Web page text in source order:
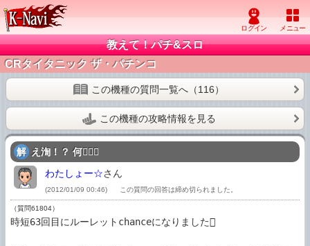
教えて！パチ&スロ
CRタイタニック ザ・パチンコ
この機種の質問一覧へ（116）
この機種の攻略情報を見る
解 え渹！？ 何！？
わたしょー☆さん
(2012/01/09 00:46) この質問の回答は締め切られました。
（質問61804）
時短63回目にルーレットchanceになりました